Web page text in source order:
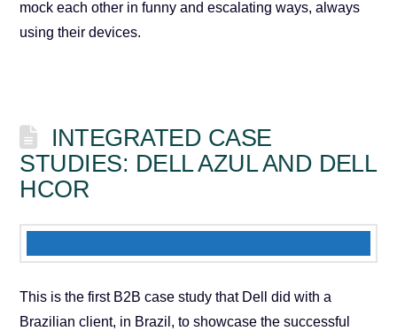
mock each other in funny and escalating ways, always
using their devices.
INTEGRATED CASE
STUDIES: DELL AZUL AND DELL
HCOR
This is the first B2B case study that Dell did with a
Brazilian client, in Brazil, to showcase the successful